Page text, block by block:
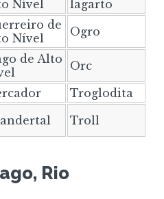
Nível
lagarto
de
Nível
Ogro
de Alto
Orc
Troglodita
Troll
Rio